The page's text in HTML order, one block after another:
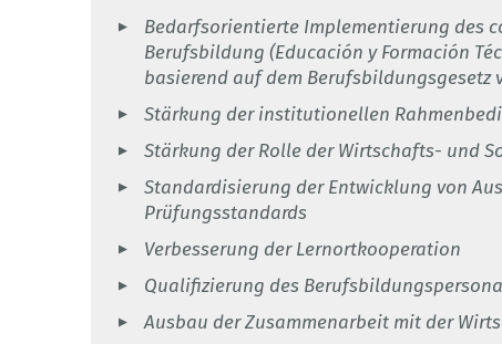
Bedarfsorientierte Implementierung des
Berufsbildung (Educación y Formación
basierend auf dem Berufsbildungsgesetz
Stärkung der institutionellen
Stärkung der Rolle der Wirtschafts- und
Standardisierung der Entwicklung von
Prüfungsstandards
Verbesserung der Lernortkooperation
Qualifizierung des
Ausbau der Zusammenarbeit mit der